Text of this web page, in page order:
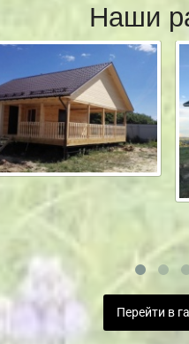
Наши
Перейти в